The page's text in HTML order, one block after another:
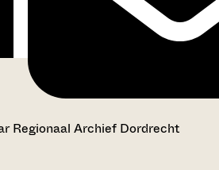
Regionaal Archief Dordrecht